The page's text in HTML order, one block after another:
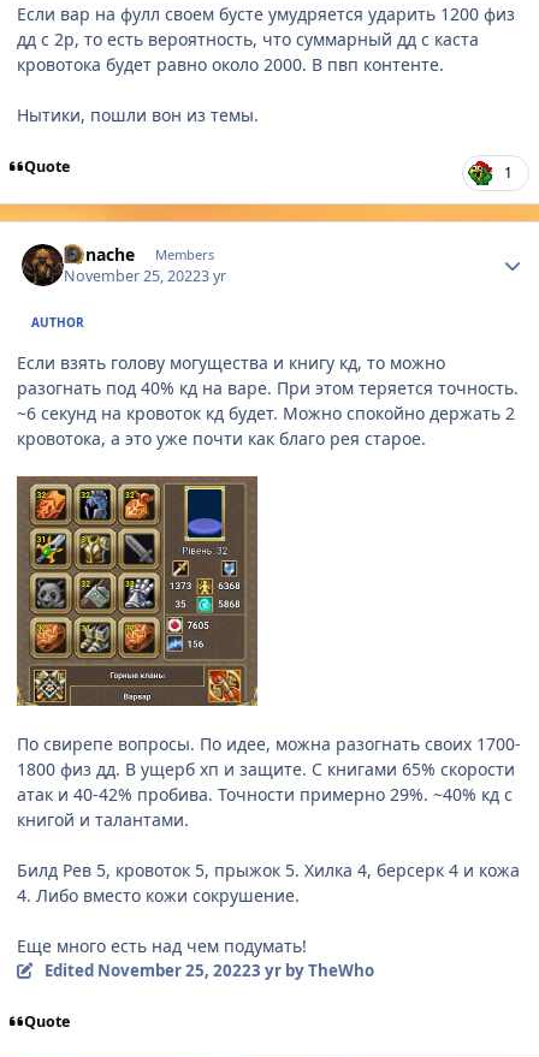
Если вар на фулл своем бусте умудряется ударить 1200 физ
дд с 2р, то есть вероятность, что суммарный дд с каста
кровотока будет равно около 2000. В пвп контенте.
Нытики, пошли вон из темы.
Quote 1
Yunache Members
November 25, 20223 yr
AUTHOR
Если взять голову могущества и книгу кд, то можно
разогнать под 40% кд на варе. При этом теряется точность.
~6 секунд на кровоток кд будет. Можно спокойно держать 2
кровотока, а это уже почти как благо рея старое.
По свирепе вопросы. По идее, можна разогнать своих 1700-
1800 физ дд. В ущерб хп и защите. С книгами 65% скорости
атак и 40-42% пробива. Точности примерно 29%. ~40% кд с
книгой и талантами.
Билд Рев 5, кровоток 5, прыжок 5. Хилка 4, берсерк 4 и кожа
4. Либо вместо кожи сокрушение.
Еще много есть над чем подумать!
Edited November 25, 20223 yrby TheWho
Quote